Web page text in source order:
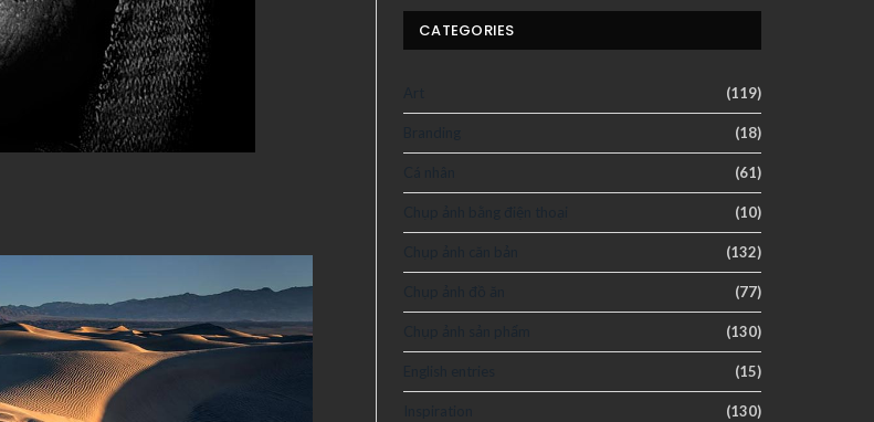
CATEGORIES
(119)
(18)
(61)
(10)
(132)
(77)
(130)
(15)
(130)